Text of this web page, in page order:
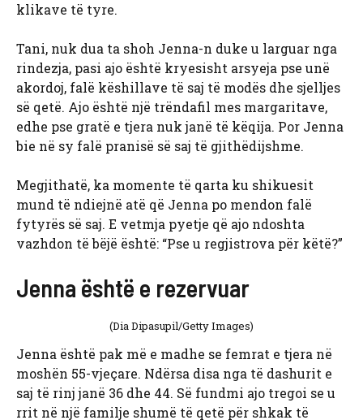
klikave të tyre.
Tani, nuk dua ta shoh Jenna-n duke u larguar nga
rindezja, pasi ajo është kryesisht arsyeja pse unë
akordoj, falë këshillave të saj të modës dhe sjelljes
së qetë. Ajo është një trëndafil mes margaritave,
edhe pse gratë e tjera nuk janë të këqija. Por Jenna
bie në sy falë pranisë së saj të gjithëdijshme.
Megjithatë, ka momente të qarta ku shikuesit
mund të ndiejnë atë që Jenna po mendon falë
fytyrës së saj. E vetmja pyetje që ajo ndoshta
vazhdon të bëjë është: “Pse u regjistrova për këtë?”
Jenna është e rezervuar
(Dia Dipasupil/Getty Images)
Jenna është pak më e madhe se femrat e tjera në
moshën 55-vjeçare. Ndërsa disa nga të dashurit e
saj të rinj janë 36 dhe 44. Së fundmi ajo tregoi se u
rrit në një familje shumë të qetë për shkak të